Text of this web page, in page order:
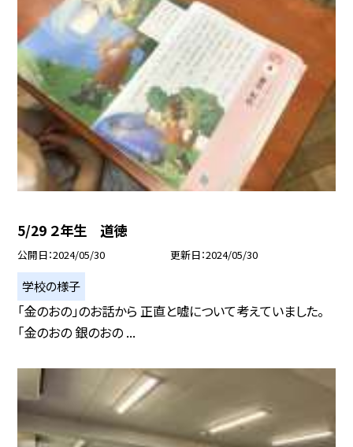
5/29 ２年生 道徳
公開日 2024/05/30 更新日 2024/05/30
学校の様子
「金のおの」のお話から 正直と嘘について考えていました。
「金のおの 銀のおの ...